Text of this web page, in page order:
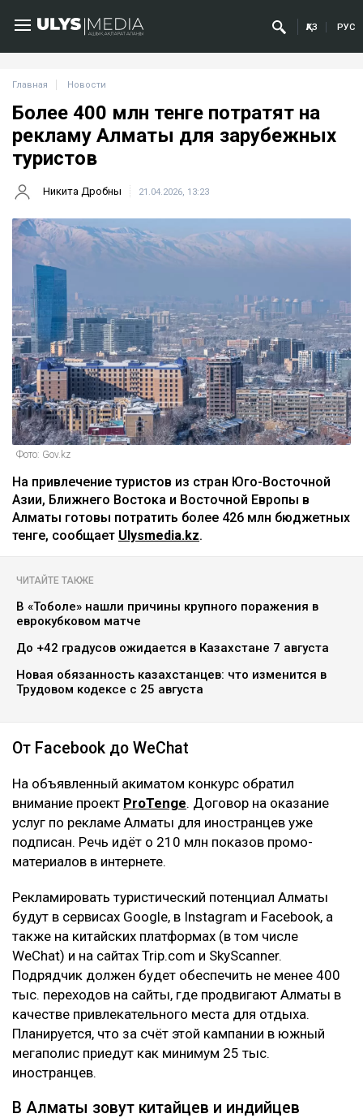
ҚАЗ РУС
Главная Новости
Более 400 млн тенге потратят на
рекламу Алматы для зарубежных
туристов
Никита Дробны 21.04.2026, 13:23
Фото: Gov.kz
На привлечение туристов из стран Юго-Восточной
Азии, Ближнего Востока и Восточной Европы в
Алматы готовы потратить более 426 млн бюджетных
тенге, сообщает Ulysmedia.kz.
ЧИТАЙТЕ ТАКЖЕ
В «Тоболе» нашли причины крупного поражения в
еврокубковом матче
До +42 градусов ожидается в Казахстане 7 августа
Новая обязанность казахстанцев: что изменится в
Трудовом кодексе с 25 августа
От Facebook до WeChat
На объявленный акиматом конкурс обратил
внимание проект ProTenge. Договор на оказание
услуг по рекламе Алматы для иностранцев уже
подписан. Речь идёт о 210 млн показов промо-
материалов в интернете.
Рекламировать туристический потенциал Алматы
будут в сервисах Google, в Instagram и Facebook, а
также на китайских платформах (в том числе
WeChat) и на сайтах Trip.com и SkyScanner.
Подрядчик должен будет обеспечить не менее 400
тыс. переходов на сайты, где продвигают Алматы в
качестве привлекательного места для отдыха.
Планируется, что за счёт этой кампании в южный
мегаполис приедут как минимум 25 тыс.
иностранцев.
В Алматы зовут китайцев и индийцев